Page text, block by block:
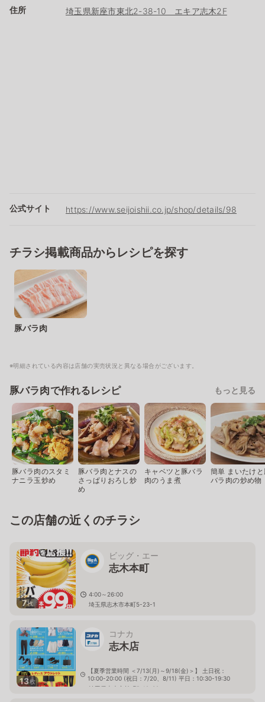
住所 埼玉県新座市東北2-38-10 エキア志木2F
公式サイト https://www.seijoishii.co.jp/shop/details/98
チラシ掲載商品からレシピを探す
豚バラ肉
※明細されている内容は店舗の実売状況と異なる場合がございます。
豚バラ肉で作れるレシピ もっと見る
豚バラ肉のスタミ
ナニラ玉炒め
豚バラ肉とナスの
さっぱりおろし炒
め
キャベツと豚バラ
肉のうま煮
簡単 まいたけ
バラ肉の炒め物
この店舗の近くのチラシ
7枚
ビッグ・エー
志木本町
4:00～26:00
埼玉県志木市本町5-23-1
13枚
コナカ
志木店
【夏季営業時間 ＜7/13(月)～9/18(金)＞】 土日祝：
10:00-20:00 (祝日：7/20、8/11) 平日：10:30-19:30
埼玉県志木市柏町5-12-32